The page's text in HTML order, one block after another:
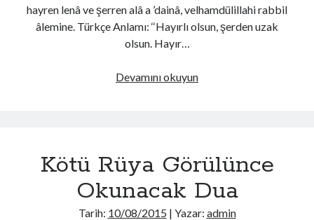
hayren lenâ ve şerren alâ a ’dainâ, velhamdülillahi rabbil
âlemine. Türkçe Anlamı: ‘‘Hayırlı olsun, şerden uzak
olsun. Hayır…
Devamını okuyunKendisine
Dua
Kötü Rüya Görülünce
Okunacak Dua
Tarih: 10/08/2015 | Yazar: admin